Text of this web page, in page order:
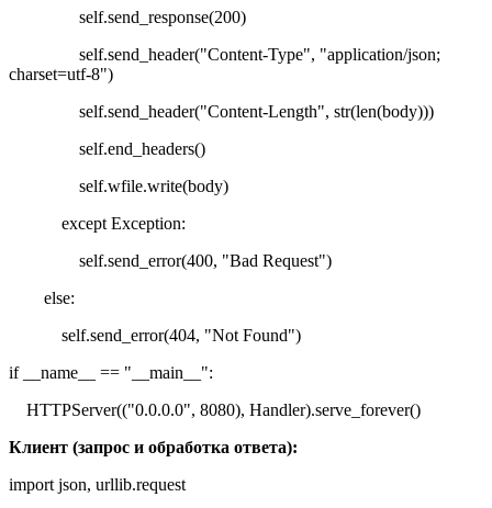
self.send_response(200)
self.send_header("Content-Type", "application/json;
charset=utf-8")
self.send_header("Content-Length", str(len(body)))
self.end_headers()
self.wfile.write(body)
except Exception:
self.send_error(400, "Bad Request")
else:
self.send_error(404, "Not Found")
if __name__ == "__main__":
HTTPServer(("0.0.0.0", 8080), Handler).serve_forever()
Клиент (запрос и обработка ответа):
import json, urllib.request